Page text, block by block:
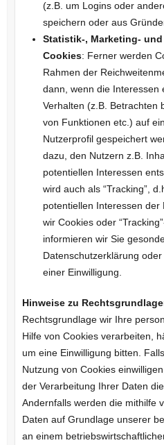
(z.B. um Logins oder
speichern oder aus
Statistik-, Marketing-
Cookies: Ferner werden
Rahmen der
dann, wenn die Interessen
Verhalten (z.B. Betrachten
von Funktionen etc.) auf
Nutzerprofil gespeichert
dazu, den Nutzern z.B.
potentiellen Interessen
wird auch als “Tracking”,
potentiellen Interessen
wir Cookies oder
informieren wir Sie
Datenschutzerklärung
einer Einwilligung.
Hinweise zu
Rechtsgrundlage wir Ihre
Hilfe von Cookies verarbeiten,
um eine Einwilligung bitten.
Nutzung von Cookies
der Verarbeitung Ihrer Daten
Andernfalls werden die mithilfe
Daten auf Grundlage unserer
an einem